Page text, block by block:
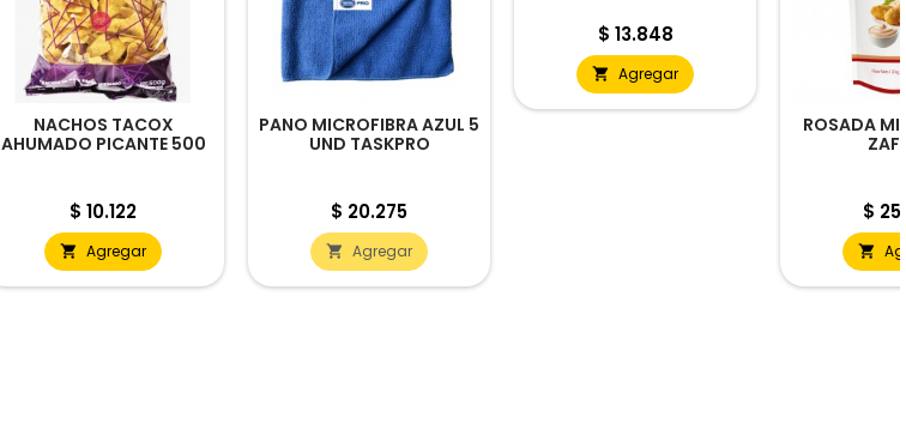
NACHOS TACOX
AHUMADO PICANTE 500
Precio
$ 10.122
 Agregar
PANO MICROFIBRA AZUL 5
UND TASKPRO
Precio
$ 20.275
 Agregar
Precio
$ 13.848
 Agregar
ROSADA
$
